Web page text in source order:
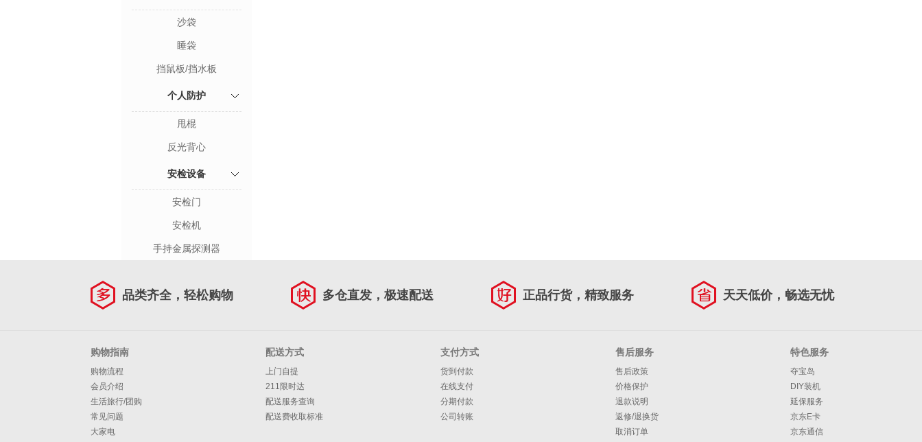
沙袋
睡袋
挡鼠板/挡水板
个人防护
甩棍
反光背心
安检设备
安检门
安检机
手持金属探测器
品类齐全，轻松购物 多仓直发，极速配送 正品行货，精致服务 天天低价，畅选无忧
购物指南
购物流程
会员介绍
生活旅行/团购
常见问题
大家电
配送方式
上门自提
211限时达
配送服务查询
配送费收取标准
支付方式
货到付款
在线支付
分期付款
公司转账
售后服务
售后政策
价格保护
退款说明
返修/退换货
取消订单
特色服务
夺宝岛
DIY装机
延保服务
京东E卡
京东通信